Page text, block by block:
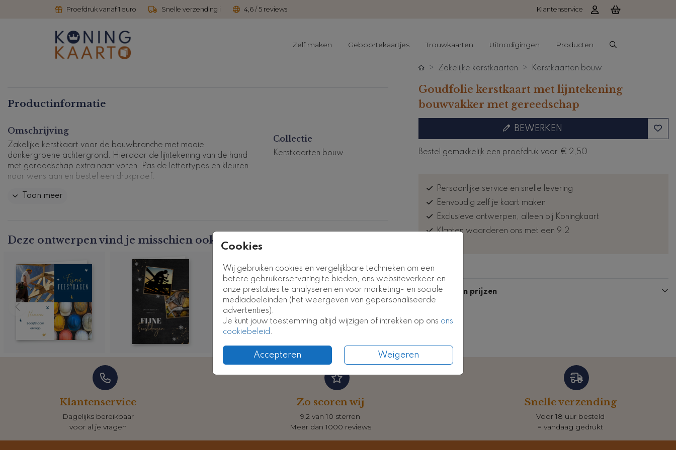
Proefdruk vanaf 1 euro Snelle verzending i 4,6 / 5 reviews Klantenservice
Zelf maken Geboortekaartjes Trouwkaarten Uitnodigingen Producten
Cookies
Wij gebruiken cookies en vergelijkbare technieken om een
betere gebruikerservaring te bieden, ons websiteverkeer en
onze prestaties te analyseren en voor marketing- en sociale
mediadoeleinden (het weergeven van gepersonaliseerde
advertenties).
Je kunt jouw toestemming altijd wijzigen of intrekken op ons ons
cookiebeleid.
Accepteren Weigeren
Productinformatie
Omschrijving
Zakelijke kerstkaart voor de bouwbranche met mooie
donkergroene achtergrond. Hierdoor de lijntekening van de hand
met gereedschap extra naar voren. Pas de lettertypes en kleuren
naar wens aan en bestel een drukproef.
Kaartcode: FD-ZK-0560-1
Toon meer
Collectie
Kerstkaarten bouw
Deze ontwerpen vind je misschien ook leuk
Zakelijke kerstkaarten Kerstkaarten bouw
Goudfolie kerstkaart met lijntekening
bouwvakker met gereedschap
BEWERKEN
Bestel gemakkelijk een proefdruk voor € 2,50
Persoonlijke service en snelle levering
Eenvoudig zelf je kaart maken
Exclusieve ontwerpen, alleen bij Koningkaart
Klanten waarderen ons met een 9.2
Formaten en prijzen
Klantenservice
Dagelijks bereikbaar
voor al je vragen
Zo scoren wij
9,2 van 10 sterren
Meer dan 1000 reviews
Snelle verzending
Voor 18 uur besteld
= vandaag gedrukt